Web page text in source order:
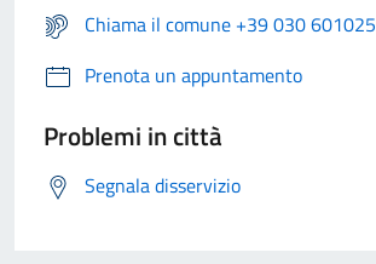
Chiama il comune +39 030 601025
Prenota un appuntamento
Problemi in città
Segnala disservizio